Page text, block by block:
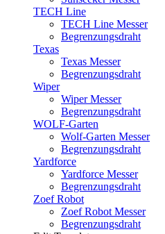
TECH Line
TECH Line Messer
Begrenzungsdraht
Texas
Texas Messer
Begrenzungsdraht
Wiper
Wiper Messer
Begrenzungsdraht
WOLF-Garten
Wolf-Garten Messer
Begrenzungsdraht
Yardforce
Yardforce Messer
Begrenzungsdraht
Zoef Robot
Zoef Robot Messer
Begrenzungsdraht